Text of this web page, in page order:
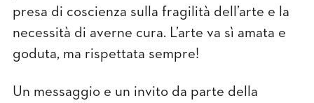
presa di coscienza sulla fragilità dell’arte e la
necessità di averne cura. L’arte va sì amata e
goduta, ma rispettata sempre!
Un messaggio e un invito da parte della